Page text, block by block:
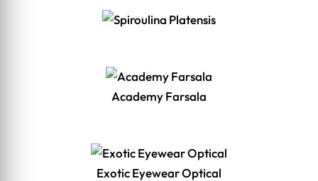
Academy Farsala
Exotic Eyewear Optical